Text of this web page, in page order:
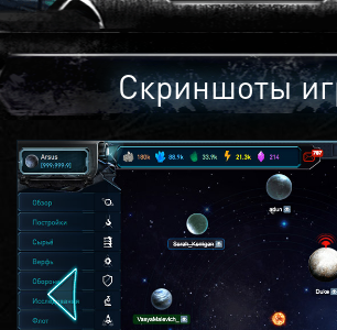
Скриншоты